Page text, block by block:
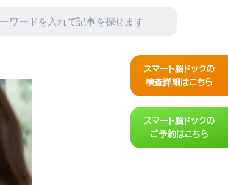
スマート脳ドックの
検査詳細はこちら
スマート脳ドックの
ご予約はこちら